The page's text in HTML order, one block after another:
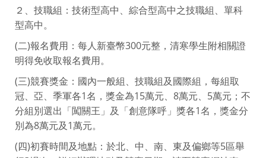
２、技職組：技術型高中、綜合型高中之技職組、單科
型高中。
(二)報名費用：每人新臺幣300元整，清寒學生附相關證
明得免收取報名費用。
(三)競賽獎金：國內一般組、技職組及國際組，每組取
冠、亞、季軍各1名，獎金為15萬元、8萬元、5萬元；不
分組別選出「闖關王」及「創意隊呼」獎各1名，獎金分
別為8萬元及1萬元。
(四)初賽時間及地點：於北、中、南、東及偏鄉等5區舉